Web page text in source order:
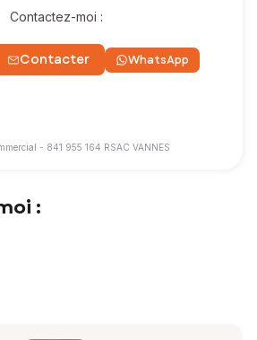
Contactez-moi :
Contacter WhatsApp
- 841 955 164 RSAC VANNES
: